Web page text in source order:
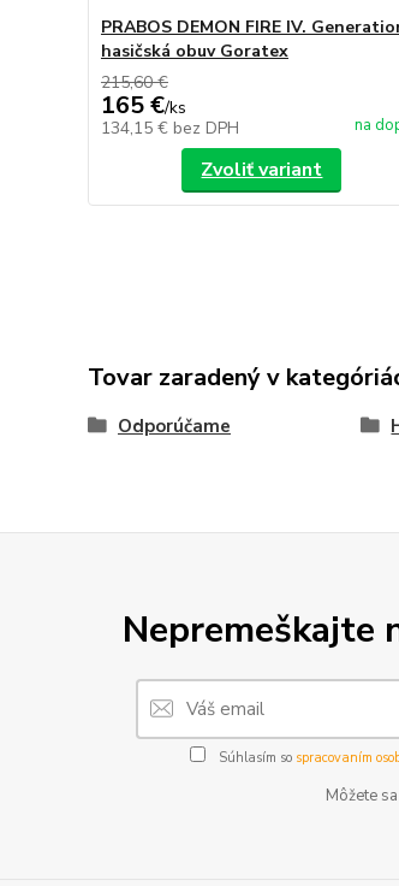
PRABOS DEMON FIRE IV.
hasičská obuv Goratex
215,60 €
165 €/ks
134,15 € bez DPH na
Zvoliť variant
Tovar zaradený v
Odporúčame
Nepremeškajte
Súhlasím so spracovaním
Môžete